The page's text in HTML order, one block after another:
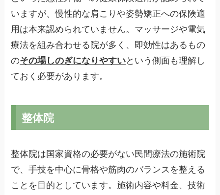
いますが、慢性的な肩こりや姿勢矯正への保険適
用は本来認められていません。マッサージや電気
療法を組み合わせる院が多く、即効性はあるもの
のその場しのぎになりやすいという側面も理解し
ておく必要があります。
整体院
整体院は国家資格の必要がない民間療法の施術院
で、手技を中心に骨格や筋肉のバランスを整える
ことを目的としています。施術内容や料金、技術